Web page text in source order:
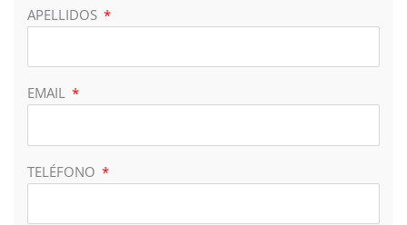
APELLIDOS
EMAIL
TELÉFONO